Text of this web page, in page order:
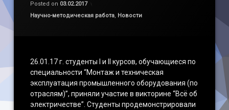
Posted on 03.02.2017
Категории:
Научно-методическая работа, Новости
26.01.17 г. студенты I и II курсов, обучающиеся по
специальности “Монтаж и техническая
эксплуатация промышленного оборудования (по
отраслям)”, приняли участие в викторине “Всё об
электричестве”. Студенты продемонстрировали